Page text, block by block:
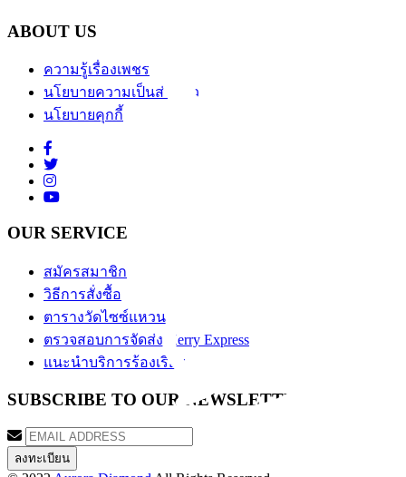
ABOUT US
ความรู้เรื่องเพชร
นโยบายความเป็นส่วนตัว
นโยบายคุกกี้
OUR SERVICE
สมัครสมาชิก
วิธีการสั่งซื้อ
ตารางวัดไซซ์แหวน
ตรวจสอบการจัดส่ง Kerry Express
แนะนำบริการร้องเรียน
SUBSCRIBE TO OUR NEWSLETTER